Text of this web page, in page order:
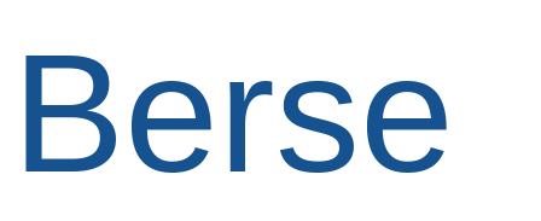
Berse